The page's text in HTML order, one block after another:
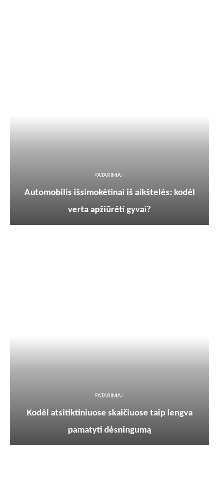
PATARIMAI
Automobilis išsimokėtinai iš aikštelės: kodėl
verta apžiūrėti gyvai?
PATARIMAI
Kodėl atsitiktiniuose skaičiuose taip lengva
pamatyti dėsningumą